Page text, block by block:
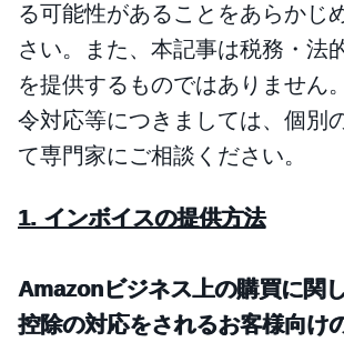
る可能性があることをあらかじ
さい。また、本記事は税務・法
を提供するものではありません
令対応等につきましては、個別
て専門家にご相談ください。
1. インボイスの提供方法
Amazonビジネス上の購買に関
控除の対応をされるお客様向け